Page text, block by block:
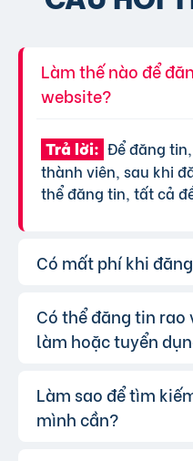
Làm thế nào để
website?
Trả lời: Để đăng
thành viên, sau khi
thể đăng tin, tất cả
Có mất phí khi
Trả lời: Chúng tôi
phí cơ bản cho tất cả
thị, bạn có thể lựa
cấp với chi phí hợp
VIP.
Có thể đăng tin
làm hoặc tuyển
Trả lời: Hoàn toàn
tôi hỗ trợ đăng tin
Làm sao để tìm
mình cần?